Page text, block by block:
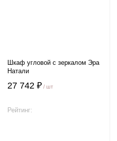
Шкаф угловой с зеркалом Эра
Натали
27 742 ₽ / шт
Рейтинг: